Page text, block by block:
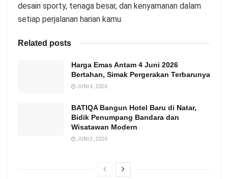
desain sporty, tenaga besar, dan kenyamanan dalam
setiap perjalanan harian kamu.
Related posts
Harga Emas Antam 4 Juni 2026
Bertahan, Simak Pergerakan Terbarunya
JUNI 4, 2026
BATIQA Bangun Hotel Baru di Natar,
Bidik Penumpang Bandara dan
Wisatawan Modern
JUNI 3, 2026